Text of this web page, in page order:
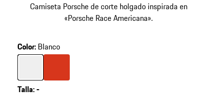
Camiseta Porsche de corte holgado inspirada en
«Porsche Race Americana».
Color: Blanco
Color
Blanco
Color Naranja Lava
Talla:-